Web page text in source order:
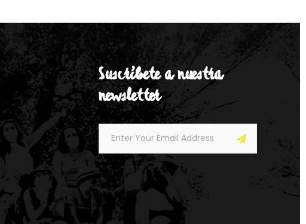
Suscríbete a nuestra
newsletter